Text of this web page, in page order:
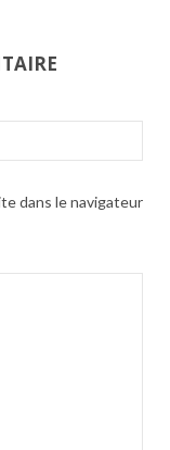
dans le navigateur